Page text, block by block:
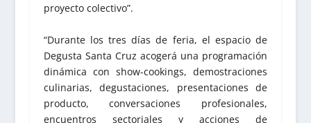
proyecto colectivo”.
“Durante los tres días de feria, el espacio de
Degusta Santa Cruz acogerá una programación
dinámica con show-cookings, demostraciones
culinarias, degustaciones, presentaciones de
producto, conversaciones profesionales,
encuentros sectoriales y acciones de